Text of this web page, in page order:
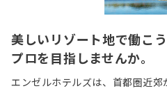
美しいリゾート地で働こ
プロを目指しませんか。
エンゼルホテルズは、首都圏近郊